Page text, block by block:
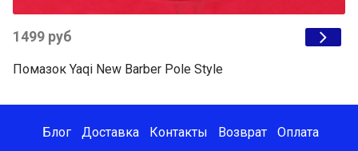
1499 руб
Помазок Yaqi New Barber Pole Style
Блог Доставка Контакты Возврат Оплата